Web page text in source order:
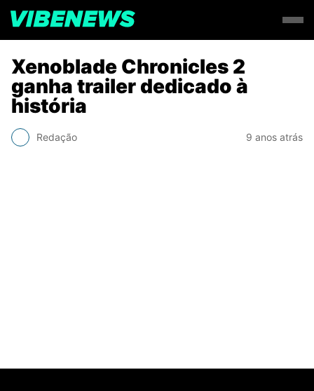
Xenoblade Chronicles 2
ganha trailer dedicado à
história
Redação 9 anos atrás